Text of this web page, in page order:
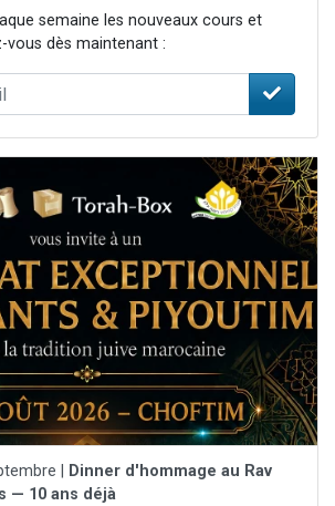
semaine les nouveaux cours et
vous dès maintenant :
|
Dinner d'hommage au Rav
— 10 ans déjà